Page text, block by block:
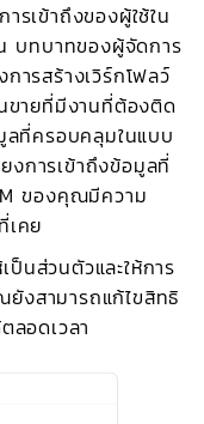
รเข้าถึงของผู้ใช้ใน
บทบาทของผู้จัดการ
ารสร้างเวิร์กโฟลว์
ขายที่มีงานที่ต้องติด
ลที่ครอบคลุมในแบบ
งการเข้าถึงข้อมูลที่
ของคุณมีความ
เคย
นส่วนตัวและให้การ
งสามารถแก้ไขสิทธิ
ลอดเวลา